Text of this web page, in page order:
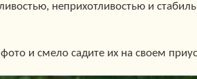
неприхотливостью и
и смело садите их на своем